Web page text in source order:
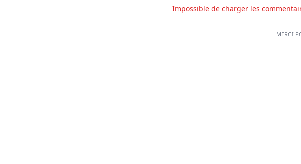
Impossible de charger les
MERCI